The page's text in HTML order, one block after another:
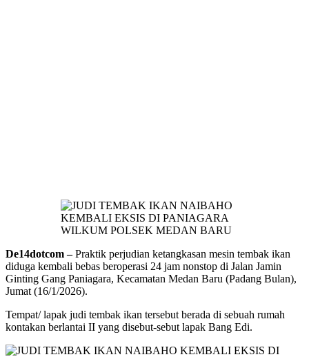
De14dotcom –Praktik perjudian ketangkasan mesin tembak ikan
diduga kembali bebas beroperasi 24 jam nonstop di Jalan Jamin
Ginting Gang Paniagara, Kecamatan Medan Baru (Padang Bulan),
Jumat (16/1/2026).
Tempat/ lapak judi tembak ikan tersebut berada di sebuah rumah
kontakan berlantai II yang disebut-sebut lapak Bang Edi.